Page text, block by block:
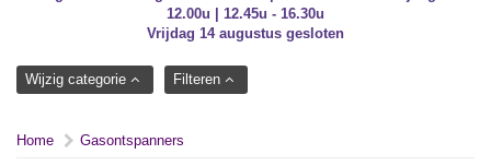
12.00u | 12.45u - 16.30u
Vrijdag 14 augustus gesloten
Wijzig categorie Filteren
Home Gasontspanners